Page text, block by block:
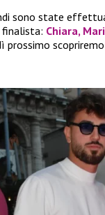
sono state
Chiara,
prossimo